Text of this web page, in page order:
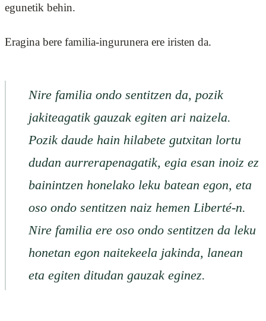
egunetik behin.
Eragina bere familia-ingurunera ere iristen da.
Nire familia ondo sentitzen da, pozik
jakiteagatik gauzak egiten ari naizela.
Pozik daude hain hilabete gutxitan lortu
dudan aurrerapenagatik, egia esan inoiz ez
bainintzen honelako leku batean egon, eta
oso ondo sentitzen naiz hemen Liberté-n.
Nire familia ere oso ondo sentitzen da leku
honetan egon naitekeela jakinda, lanean
eta egiten ditudan gauzak eginez.